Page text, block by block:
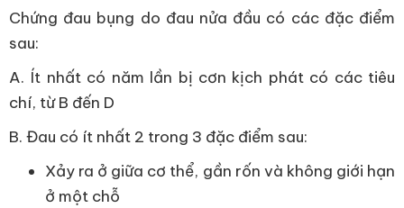
Chứng đau bụng do đau nửa đầu có các đặc điểm
sau:
A. Ít nhất có năm lần bị cơn kịch phát có các tiêu
chí, từ B đến D
B. Đau có ít nhất 2 trong 3 đặc điểm sau:
Xảy ra ở giữa cơ thể, gần rốn và không giới hạn
ở một chỗ